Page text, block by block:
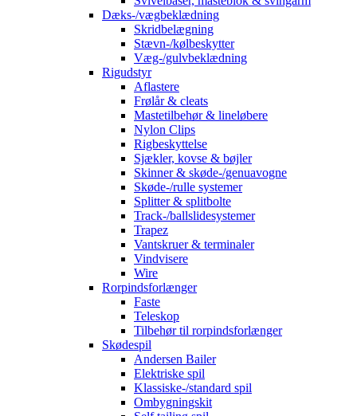
Dæks-/vægbeklædning
Skridbelægning
Stævn-/kølbeskytter
Væg-/gulvbeklædning
Rigudstyr
Aflastere
Frølår & cleats
Mastetilbehør & lineløbere
Nylon Clips
Rigbeskyttelse
Sjækler, kovse & bøjler
Skinner & skøde-/genuavogne
Skøde-/rulle systemer
Splitter & splitbolte
Track-/ballslidesystemer
Trapez
Vantskruer & terminaler
Vindvisere
Wire
Rorpindsforlænger
Faste
Teleskop
Tilbehør til rorpindsforlænger
Skødespil
Andersen Bailer
Elektriske spil
Klassiske-/standard spil
Ombygningskit